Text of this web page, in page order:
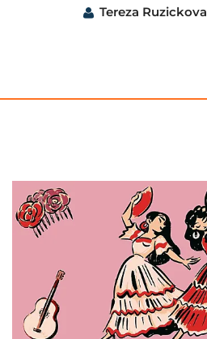
Tereza Ruzickova